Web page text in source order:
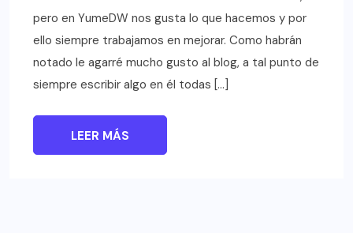
pero en YumeDW nos gusta lo que hacemos y por
ello siempre trabajamos en mejorar. Como habrán
notado le agarré mucho gusto al blog, a tal punto de
siempre escribir algo en él todas […]
LEER MÁS